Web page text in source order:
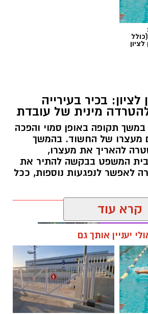
במד"א שחר ברן תושבת
הארצי לבני ובנות השירות
שירותם במד”א.
באודיטוריום קריית מד”א
ברמלה, בהשתתפות כ-320 צעירות וצעירים שסיימו
שירות לאומי בארגון, ובמעמד
רשות השירות הלאומי-אזרחי
עמותות השירות הלאומי ובני
תעודות הצטיינות למתנדבים
במקצועיותם ובתרומתם יוצאת
הזוכים הייתה גם שחר ברן,
פועלה במסגרת אגף
בכיר בעירייה
מינית של עובדת
תקופה באופן סמוי והפכה
מעצרו של החשוד. בהמשך
להאריך את מעצרו,
המשפט בבקשה להתיר את
לאפשר לנפגעות נוספות, ככל
לציון
קרא עוד
יעניין אותך גם